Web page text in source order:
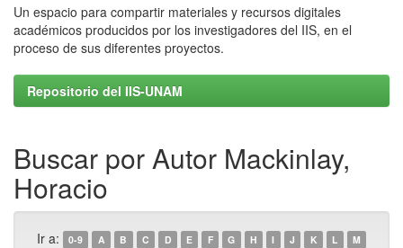
Un espacio para compartir materiales y recursos digitales
académicos producidos por los investigadores del IIS, en el
proceso de sus diferentes proyectos.
Repositorio del IIS-UNAM
Buscar por Autor Mackinlay,
Horacio
Ir a: 0-9 A B C D E F G H I J K L
M